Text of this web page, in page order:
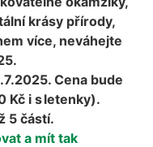
krásy přírody,
více, neváhejte
Cena bude
Kč i s letenky).
5 částí.
a mít tak